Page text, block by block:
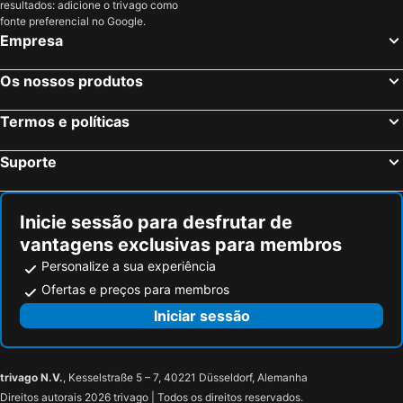
The Langley, a Luxury Collection Hotel, Buckinghamshire
Kensington Stay
Manchester, Inglaterra Hotéis
Glasgow, Escócia Hotéis
Bristol, Inglaterra Hotéis
Inverness, Escócia Hotéis
resultados: adicione o trivago como
fonte preferencial no Google.
Empresa
Os nossos produtos
Termos e políticas
Suporte
Inicie sessão para desfrutar de
vantagens exclusivas para membros
Personalize a sua experiência
Ofertas e preços para membros
Iniciar sessão
trivago N.V., Kesselstraße 5 – 7, 40221 Düsseldorf, Alemanha
Direitos autorais 2026 trivago | Todos os direitos reservados.